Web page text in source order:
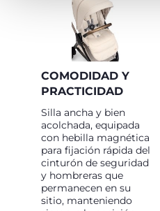
COMODIDAD Y
PRACTICIDAD
Silla ancha y bien
acolchada, equipada
con hebilla magnética
para fijación rápida del
cinturón de seguridad
y hombreras que
permanecen en su
sitio, manteniendo